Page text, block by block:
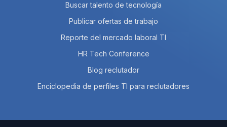
Buscar talento de tecnología
Publicar ofertas de trabajo
Reporte del mercado laboral TI
HR Tech Conference
Blog reclutador
Enciclopedia de perfiles TI para reclutadores